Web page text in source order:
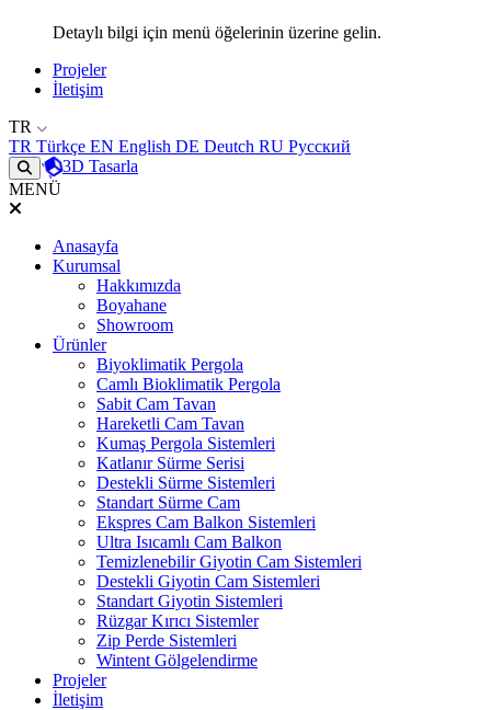
Detaylı bilgi için menü öğelerinin üzerine gelin.
Projeler
İletişim
TR
TR Türkçe EN English DE Deutch RU Русский
3D Tasarla
MENÜ
Anasayfa
Kurumsal
Hakkımızda
Boyahane
Showroom
Ürünler
Biyoklimatik Pergola
Camlı Bioklimatik Pergola
Sabit Cam Tavan
Hareketli Cam Tavan
Kumaş Pergola Sistemleri
Katlanır Sürme Serisi
Destekli Sürme Sistemleri
Standart Sürme Cam
Ekspres Cam Balkon Sistemleri
Ultra Isıcamlı Cam Balkon
Temizlenebilir Giyotin Cam Sistemleri
Destekli Giyotin Cam Sistemleri
Standart Giyotin Sistemleri
Rüzgar Kırıcı Sistemler
Zip Perde Sistemleri
Wintent Gölgelendirme
Projeler
İletişim